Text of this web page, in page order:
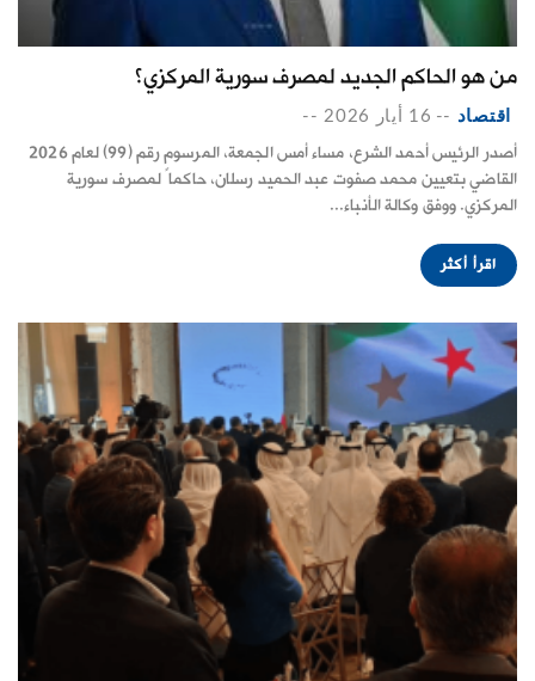
من هو الحاكم الجديد لمصرف سورية المركزي؟
اقتصاد -- 16 أيار 2026 --
أصدر الرئيس أحمد الشرع، مساء أمس الجمعة، المرسوم رقم (99) لعام 2026
القاضي بتعيين محمد صفوت عبد الحميد رسلان، حاكماً لمصرف سورية
المركزي. ووفق وكالة الأنباء...
اقرأ أكثر